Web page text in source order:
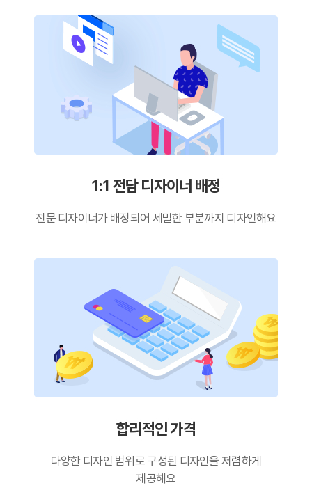
1:1 전담 디자이너 배정
전문 디자이너가 배정되어 세밀한 부분까지 디자인해요
합리적인 가격
다양한 디자인 범위로 구성된 디자인을 저렴하게
제공해요